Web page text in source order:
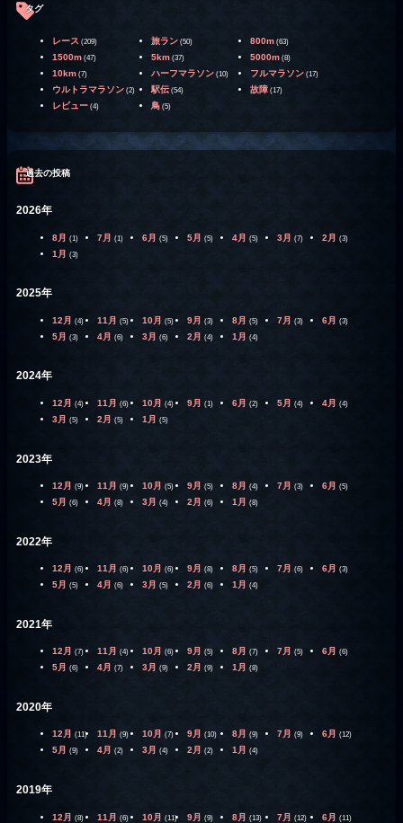
タグ
レース (209) 旅ラン (50) 800m (63)
1500m (47) 5km (37) 5000m (8)
10km (7) ハーフマラソン (10) フルマラソン (17)
ウルトラマラソン (2) 駅伝 (54) 故障 (17)
レビュー (4) 鳥 (5)
過去の投稿
2026年
8月 (1) 7月 (1) 6月 (5) 5月 (5) 4月 (5) 3月 (7) 2月 (3)
1月 (3)
2025年
12月 (4) 11月 (5) 10月 (5) 9月 (3) 8月 (5) 7月 (3) 6月 (3)
5月 (3) 4月 (6) 3月 (6) 2月 (4) 1月 (4)
2024年
12月 (4) 11月 (6) 10月 (4) 9月 (1) 6月 (2) 5月 (4) 4月 (4)
3月 (5) 2月 (5) 1月 (5)
2023年
12月 (9) 11月 (9) 10月 (5) 9月 (5) 8月 (4) 7月 (3) 6月 (5)
5月 (6) 4月 (8) 3月 (4) 2月 (6) 1月 (8)
2022年
12月 (6) 11月 (6) 10月 (6) 9月 (8) 8月 (5) 7月 (6) 6月 (3)
5月 (5) 4月 (6) 3月 (5) 2月 (6) 1月 (4)
2021年
12月 (7) 11月 (4) 10月 (6) 9月 (5) 8月 (7) 7月 (5) 6月 (6)
5月 (6) 4月 (7) 3月 (9) 2月 (9) 1月 (8)
2020年
12月 (11) 11月 (9) 10月 (7) 9月 (10) 8月 (9) 7月 (9) 6月 (12)
5月 (9) 4月 (2) 3月 (4) 2月 (2) 1月 (4)
2019年
12月 (8) 11月 (6) 10月 (11) 9月 (9) 8月 (13) 7月 (12) 6月 (11)